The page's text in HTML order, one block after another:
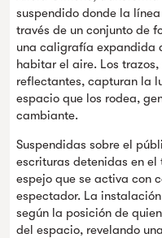
suspendido donde la
través de un conjunto de
una caligrafía expandida
habitar el aire. Los
reflectantes, capturan la
espacio que los rodea,
cambiante.
Suspendidas sobre el
escrituras detenidas en
espejo que se activa con
espectador. La
según la posición de
del espacio, revelando